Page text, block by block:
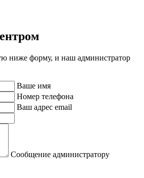
ниже форму, и наш администратор
Ваше имя
Номер телефона
Ваш адрес email
Сообщение администратору